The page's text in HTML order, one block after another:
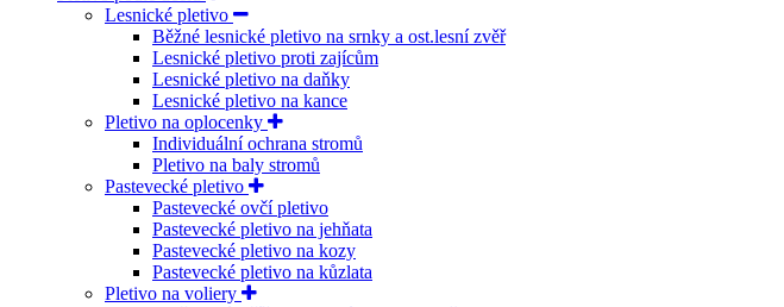
Lesnické pletivo
Běžné lesnické pletivo na srnky a ost.lesní zvěř
Lesnické pletivo proti zajícům
Lesnické pletivo na daňky
Lesnické pletivo na kance
Pletivo na oplocenky
Individuální ochrana stromů
Pletivo na baly stromů
Pastevecké pletivo
Pastevecké ovčí pletivo
Pastevecké pletivo na jehňata
Pastevecké pletivo na kozy
Pastevecké pletivo na kůzlata
Pletivo na voliery